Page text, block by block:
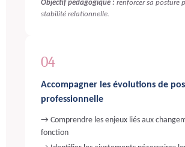
Objectif pédagogique : renforcer sa posture
stabilité relationnelle.
04
Accompagner les évolutions de
professionnelle
→ Comprendre les enjeux liés aux
fonction